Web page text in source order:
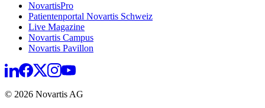
NovartisPro
Patientenportal Novartis Schweiz
Live Magazine
Novartis Campus
Novartis Pavillon
© 2026 Novartis AG